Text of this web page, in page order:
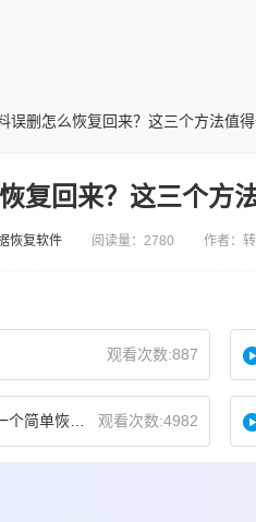
误删怎么恢复回来？这三个方法值
复回来？这三个方
恢复软件 阅读量：2780 作者：转
观看次数:887
观看次数:4982